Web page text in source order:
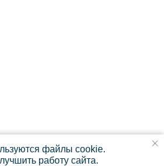
файлы cookie.
работу сайта.